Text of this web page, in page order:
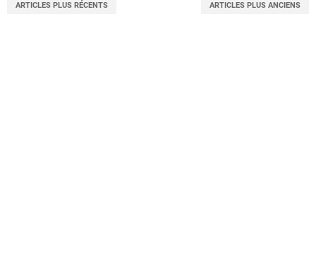
ARTICLES PLUS RÉCENTS ARTICLES PLUS ANCIENS